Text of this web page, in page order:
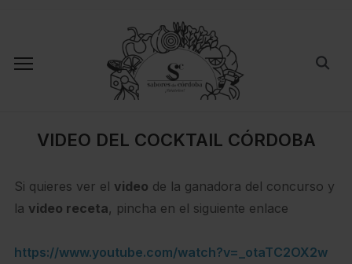
VIDEO DEL COCKTAIL CÓRDOBA
Si quieres ver el video de la ganadora del concurso y
la video receta, pincha en el siguiente enlace
https://www.youtube.com/watch?v=_otaTC2OX2w